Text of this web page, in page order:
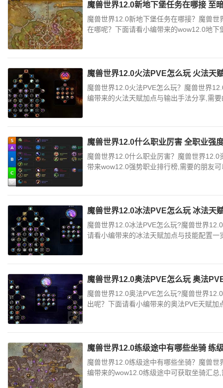
魔兽世界12.0新地下堡任务在哪接 至
魔兽世界12.0新地下堡任务在哪接？魔兽
在哪呢？下面请看小编带来的wow12.0地
魔兽世界12.0火法PVE怎么玩 火法天
魔兽世界12.0火法PVE怎么玩？魔兽世界
编带来的火法天赋加点与输出手法分享,需
魔兽世界12.0什么职业厉害 全职业强
魔兽世界12.0什么职业厉害？魔兽世界
带来wow12.0强势职业排行榜,需要的朋友
魔兽世界12.0冰法PVE怎么玩 冰法天
魔兽世界12.0冰法PVE怎么玩?魔兽世界
请看小编带来的冰法天赋加点与技能配置一
魔兽世界12.0奥法PVE怎么玩 奥法
魔兽世界12.0奥法PVE怎么玩?魔兽世界
出呢？下面请看小编带来的奥法PVE天赋
魔兽世界12.0练级途中有哪些坐骑 练
魔兽世界12.0练级途中有哪些坐骑？魔兽
编带来的wow12.0练级途中可获取坐骑汇总